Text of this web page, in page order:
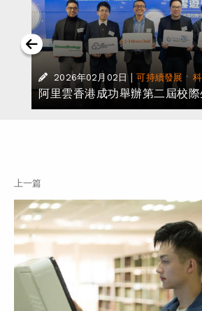
2026年02月02日 | 可持續發展 ·
阿里雲香港成功舉辦第二屆校
上一篇